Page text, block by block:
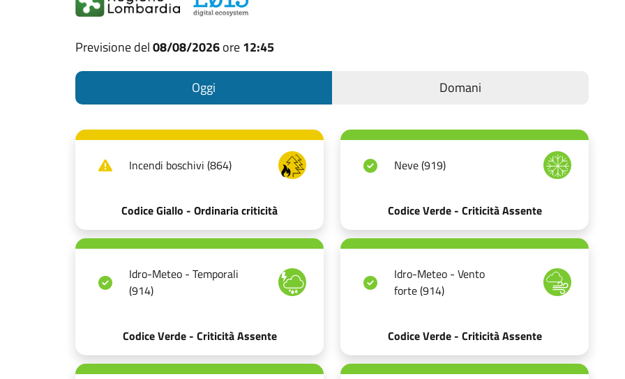
Previsione del08/08/2026ore12:45
Oggi Domani
Incendi boschivi (864)
Codice Giallo - Ordinaria criticità
Neve (919)
Codice Verde - Criticità Assente
Idro-Meteo - Temporali
(914)
Codice Verde - Criticità Assente
Idro-Meteo - Vento
forte (914)
Codice Verde - Criticità Assente